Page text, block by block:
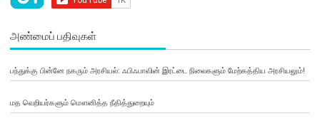
அண்மைப் பதிவுகள்
பந்துக்கு பின்னே நகரும் அரசியல்: ஃபிஃபாவின் இரட்டை நிலைகளும் மேற்கத்திய அரசியலும்!
மத வெறியர்களும் மௌனித்த நீதித்துறையும்